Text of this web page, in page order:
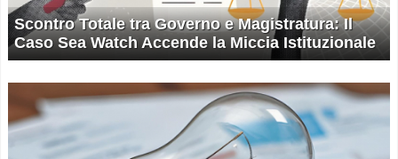
Scontro Totale tra Governo e Magistratura: Il
Caso Sea Watch Accende la Miccia Istituzionale